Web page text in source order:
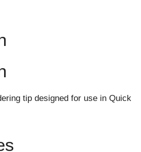
tip designed for use in Quick